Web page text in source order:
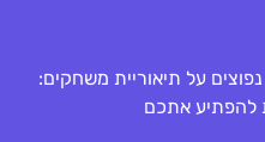
נפוצים על תיאוריית משחקים:
להפתיע אתכם